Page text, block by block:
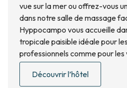
vue sur la mer ou offrez-vous
dans notre salle de massage
Hyppocampo vous accueille
tropicale paisible idéale pour
professionnels comme pour les
Découvrir l’hôtel